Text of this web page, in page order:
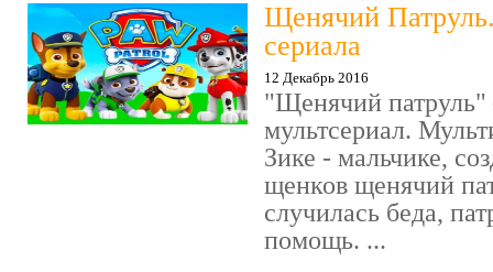
Щенячий
сериала
12 Декабрь 2016
"Щенячий патруль"
мультсериал.
Зике - мальчике,
щенков щенячий
случилась беда,
помощь. ...